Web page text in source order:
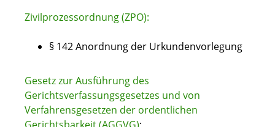
Zivilprozessordnung (ZPO):
§ 142 Anordnung der Urkundenvorlegung
Gesetz zur Ausführung des
Gerichtsverfassungsgesetzes und von
Verfahrensgesetzen der ordentlichen